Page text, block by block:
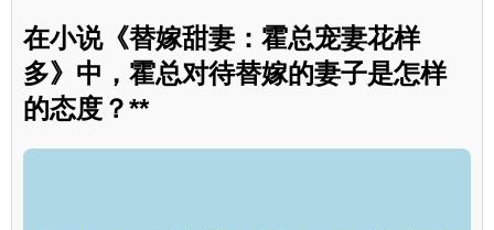
在小说《替嫁甜妻：霍总宠妻花样
多》中，霍总对待替嫁的妻子是怎样
的态度？**